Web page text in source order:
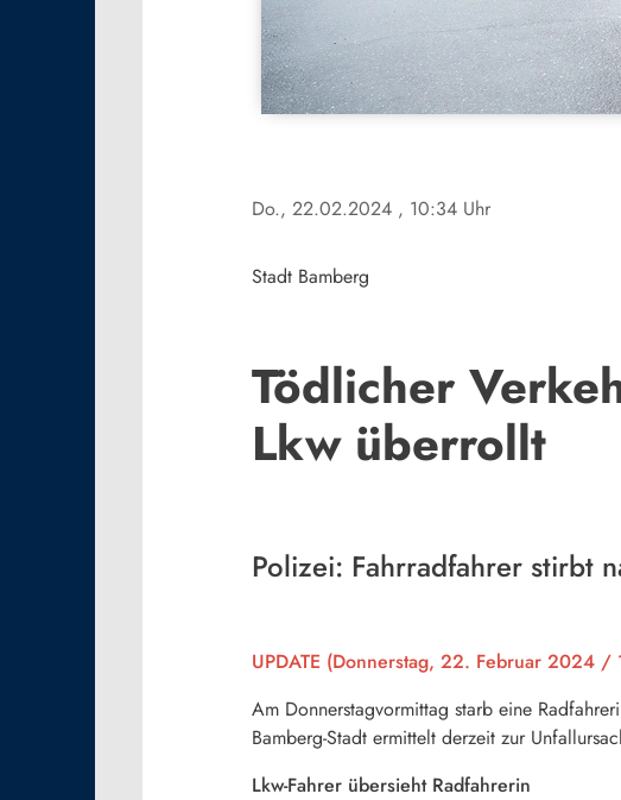
Do., 22.02.2024 , 10:34 Uhr
Stadt Bamberg
Tödlicher
Lkw überrollt
Polizei: Fahrradfahrer stirbt
UPDATE (Donnerstag, 22. Februar 2024 /
Am Donnerstagvormittag starb eine
Bamberg-Stadt ermittelt derzeit zur
Lkw-Fahrer übersieht Radfahrerin